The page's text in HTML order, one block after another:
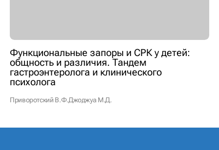
Функциональные запоры и СРК у детей:
общность и различия. Тандем
гастроэнтеролога и клинического
психолога
Приворотский В.Ф.Джоджуа М.Д.